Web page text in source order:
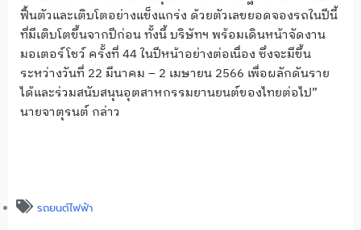
ฟื้นตัวและเติบโตอย่างแข็งแกร่ง ด้วยตัวเลขยอดจองรถในปีนี้
ที่มีเติบโตขึ้นจากปีก่อน ทั้งนี้ บริษัทฯ พร้อมเดินหน้าจัดงาน
มอเตอร์โชว์ ครั้งที่ 44 ในปีหน้าอย่างต่อเนื่อง ซึ่งจะมีขึ้น
ระหว่างวันที่ 22 มีนาคม – 2 เมษายน 2566 เพื่อผลักดันราย
ได้และร่วมสนับสนุนอุตสาหกรรมยานยนต์ของไทยต่อไป”
นายจาตุรนต์ กล่าว
รถยนต์ไฟฟ้า